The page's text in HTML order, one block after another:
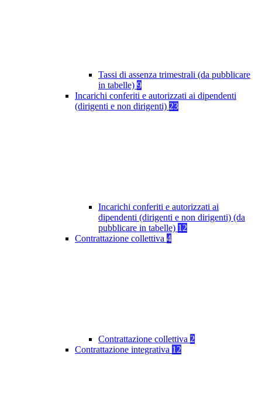
Tassi di assenza trimestrali (da pubblicare
in tabelle) 9
Incarichi conferiti e autorizzati ai dipendenti
(dirigenti e non dirigenti) 23
Incarichi conferiti e autorizzati ai
dipendenti (dirigenti e non dirigenti) (da
pubblicare in tabelle) 12
Contrattazione collettiva 4
Contrattazione collettiva 2
Contrattazione integrativa 12